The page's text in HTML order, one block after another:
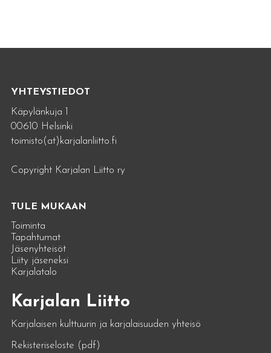
YHTEYSTIEDOT
Käpylänkuja 1
00610 Helsinki
toimisto(at)karjalanliitto.fi
Copyright Karjalan Liitto ry
TULE MUKAAN
Toiminta
Tapahtumat
Jäsenyhteisöt
Liity jäseneksi
Karjalatalo
Karjalan Liitto
Karjalaisen kulttuurin ja karjalaisuuden yhteisö
Rekisteriseloste (pdf)